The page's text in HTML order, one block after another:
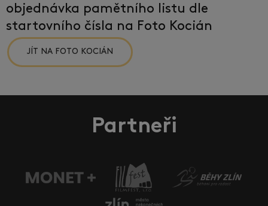
objednávka pamětního listu dle
startovního čísla na Foto Kocián
JÍT NA FOTO KOCIÁN
Partneři